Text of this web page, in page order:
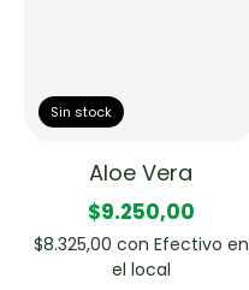
Sin stock
Aloe Vera
$9.250,00
$8.325,00 con Efectivo en
el local